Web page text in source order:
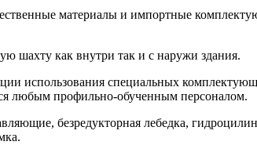
материалы и импортные
шахту как внутри так и с наружи здания.
использования специальных
любым профильно-обученным персоналом.
безредукторная лебедка,